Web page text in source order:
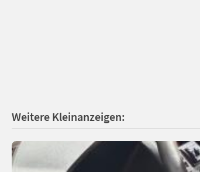
Weitere Kleinanzeigen: